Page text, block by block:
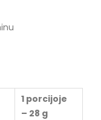
1 porcijoje
– 28 g